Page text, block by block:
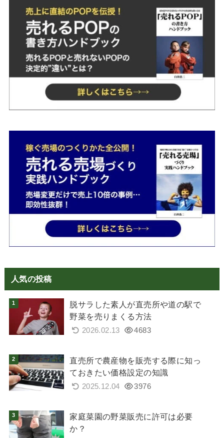
人気の投稿
脱サラした素人が直売所や道の駅で
野菜を売りまくる方法
2026.02.13 4683
直売所で農産物を販売する際に知っ
ておきたい価格設定の知識
2025.12.04 3976
家庭菜園の野菜販売に許可は必要
か？